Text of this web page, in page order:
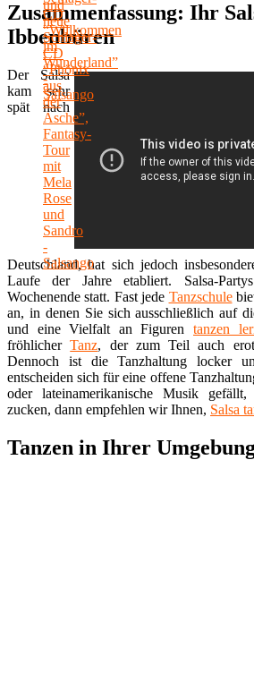
Zusammenfassung: Ihr
Ibbenbüren
Der Salsa
kam sehr
spät nach
Deutschland, hat sich jedoch
Laufe der Jahre etabliert. Salsa-
Wochenende statt. Fast jede Tanzschule
an, in denen Sie sich ausschließlich auf
und eine Vielfalt an Figuren tanzen
fröhlicherTanz, der zum Teil auch
Dennoch ist die Tanzhaltung locker
entscheiden sich für eine offene
oder lateinamerikanische Musik
zucken, dann empfehlen wir Ihnen, Salsa
Tanzen in Ihrer